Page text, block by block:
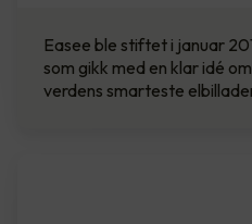
Easee ble stiftet i januar
som gikk med en klar idé
verdens smarteste